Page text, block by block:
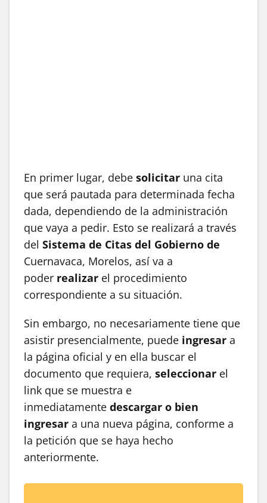
En primer lugar, debe solicitar una cita
que será pautada para determinada fecha
dada, dependiendo de la administración
que vaya a pedir. Esto se realizará a través
del Sistema de Citas del Gobierno de
Cuernavaca, Morelos, así va a
poder realizar el procedimiento
correspondiente a su situación.
Sin embargo, no necesariamente tiene que
asistir presencialmente, puede ingresar a
la página oficial y en ella buscar el
documento que requiera, seleccionar el
link que se muestra e
inmediatamente descargar o bien
ingresar a una nueva página, conforme a
la petición que se haya hecho
anteriormente.